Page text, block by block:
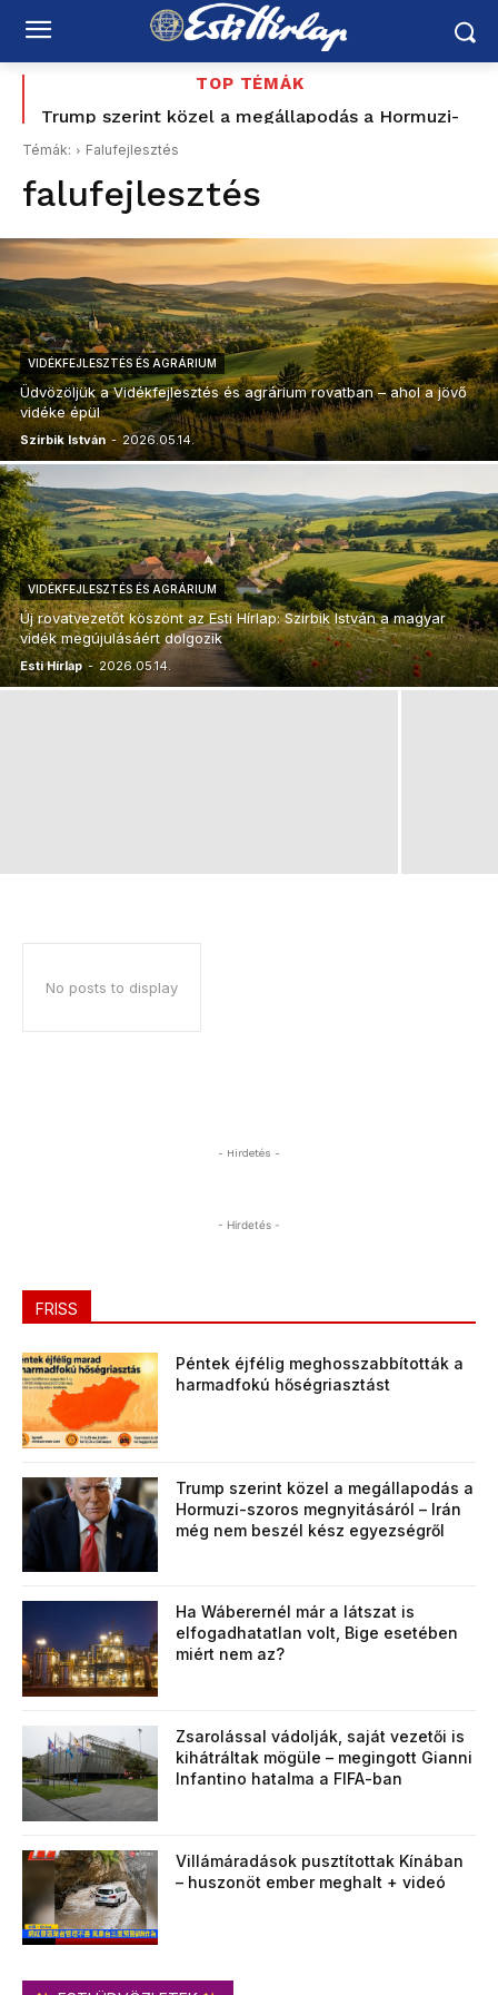
TOP TÉMÁK
Trump szerint közel a megállapodás a Hormuzi-
szoros megnyitásáról – Irán még nem beszél kész
Boldog Születésnapot Balog Zsuzsanna
Témák: Falufejlesztés
falufejlesztés
VIDÉKFEJLESZTÉS ÉS AGRÁRIUM
Üdvözöljük a Vidékfejlesztés és agrárium rovatban – ahol a jövő
vidéke épül
Szirbik István - 2026.05.14.
VIDÉKFEJLESZTÉS ÉS AGRÁRIUM
Új rovatvezetőt köszönt az Esti Hírlap: Szirbik István a magyar
vidék megújulásáért dolgozik
Esti Hírlap - 2026.05.14.
No posts to display
- Hirdetés -
- Hirdetés -
FRISS
Péntek éjfélig meghosszabbították a
harmadfokú hőségriasztást
Trump szerint közel a megállapodás a
Hormuzi-szoros megnyitásáról – Irán
még nem beszél kész egyezségről
Ha Wáberernél már a látszat is
elfogadhatatlan volt, Bige esetében
miért nem az?
Zsarolással vádolják, saját vezetői is
kihátráltak mögüle – megingott Gianni
Infantino hatalma a FIFA-ban
Villámáradások pusztítottak Kínában
– huszonöt ember meghalt + videó